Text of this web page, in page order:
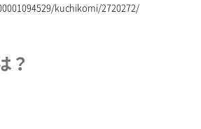
kuchikomi/2720272/
？